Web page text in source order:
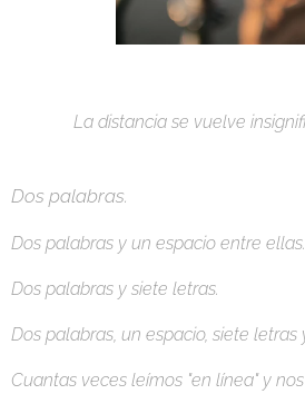
La distancia se vuelve
Dos palabras.
Dos palabras y un espacio entre ellas.
Dos palabras y siete letras.
Dos palabras, un espacio, siete letras
Cuantas veces leímos "en línea" y